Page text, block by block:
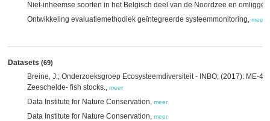
Niet-inheemse soorten in het Belgisch deel van de Noordzee en
Ontwikkeling evaluatiemethodiek geïntegreerde systeemmonitoring, meer
Datasets (69)
Breine, J.; Onderzoeksgroep Ecosysteemdiversiteit - INBO; (2017): ME-4
Zeeschelde- fish stocks., meer
Data Institute for Nature Conservation, meer
Data Institute for Nature Conservation, meer